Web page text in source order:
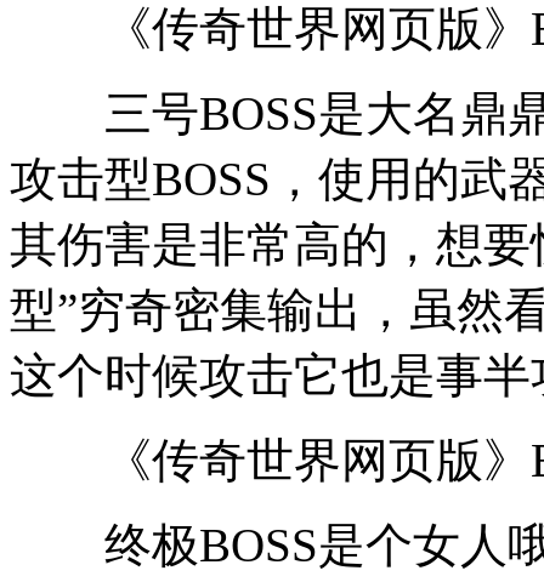
《传奇世界网页版》
三号BOSS是大名鼎
攻击型BOSS，使用的武
其伤害是非常高的，想
型”穷奇密集输出，虽然
这个时候攻击它也是事
《传奇世界网页版》
终极BOSS是个女人